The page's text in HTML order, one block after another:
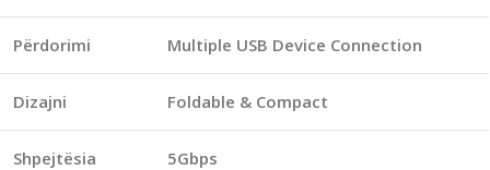
Përdorimi Multiple USB Device Connection
Dizajni Foldable & Compact
Shpejtësia 5Gbps